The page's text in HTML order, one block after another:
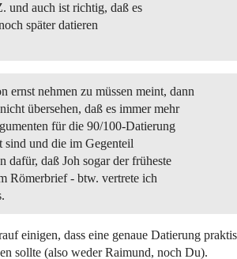
und auch ist richtig, daß es
später datieren
ernst nehmen zu müssen meint, dann
übersehen, daß es immer mehr
für die 90/100-Datierung
sind und die im Gegenteil
dafür, daß Joh sogar der früheste
Römerbrief - btw. vertrete ich
einigen, dass eine genaue Datierung
sollte (also weder Raimund, noch Du).